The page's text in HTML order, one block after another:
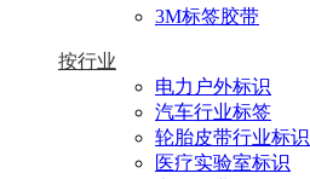
3M标签胶带
按行业
电力户外标识
汽车行业标签
轮胎皮带行业标识
医疗实验室标识